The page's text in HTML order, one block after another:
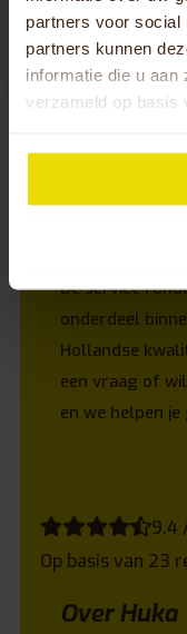
partners voor social
partners kunnen
informatie die u aan
verzameld op basis
De service
onderdeel
Hollandse
een vraag of
en we helpen je
9.4
Op basis van 23
Over Huka